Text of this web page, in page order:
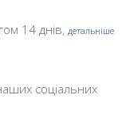
14 днів, детальніше
соціальних